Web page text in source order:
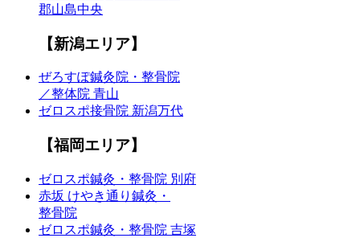
郡山島中央
【新潟エリア】
ぜろすぽ鍼灸院・整骨院
／整体院 青山
ゼロスポ接骨院 新潟万代
【福岡エリア】
ゼロスポ鍼灸・整骨院 別府
赤坂 けやき通り鍼灸・
整骨院
ゼロスポ鍼灸・整骨院 吉塚